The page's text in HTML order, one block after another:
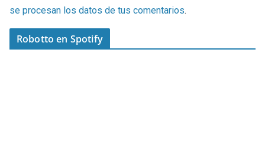
se procesan los datos de tus comentarios.
Robotto en Spotify